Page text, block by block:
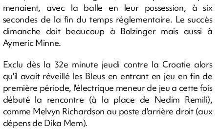
menaient, avec la balle en leur possession, à six
secondes de la fin du temps réglementaire. Le succès
dimanche doit beaucoup à Bolzinger mais aussi à
Aymeric Minne.
Exclu dès la 32e minute jeudi contre la Croatie alors
qu'il avait réveillé les Bleus en entrant en jeu en fin de
première période, l'électrique meneur de jeu a cette fois
débuté la rencontre (à la place de Nedim Remili),
comme Melvyn Richardson au poste d'arrière droit (aux
dépens de Dika Mem).